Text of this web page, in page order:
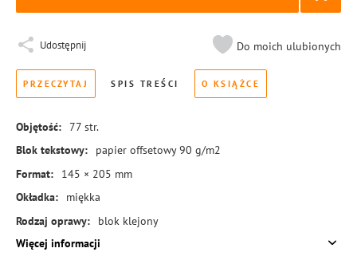
Udostępnij Do moich ulubionych
PRZECZYTAJ SPIS TREŚCI O KSIĄŻCE
Objętość: 77 str.
Blok tekstowy:
papier offsetowy 90 g/m2
Format:
145 × 205 mm
Okładka:
miękka
Rodzaj oprawy:
blok klejony
ISBN:
978-83-8384-530-2
Więcej informacji